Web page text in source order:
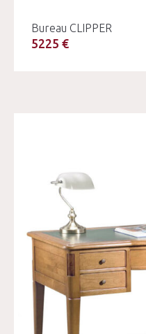
Bureau CLIPPER
5225 €